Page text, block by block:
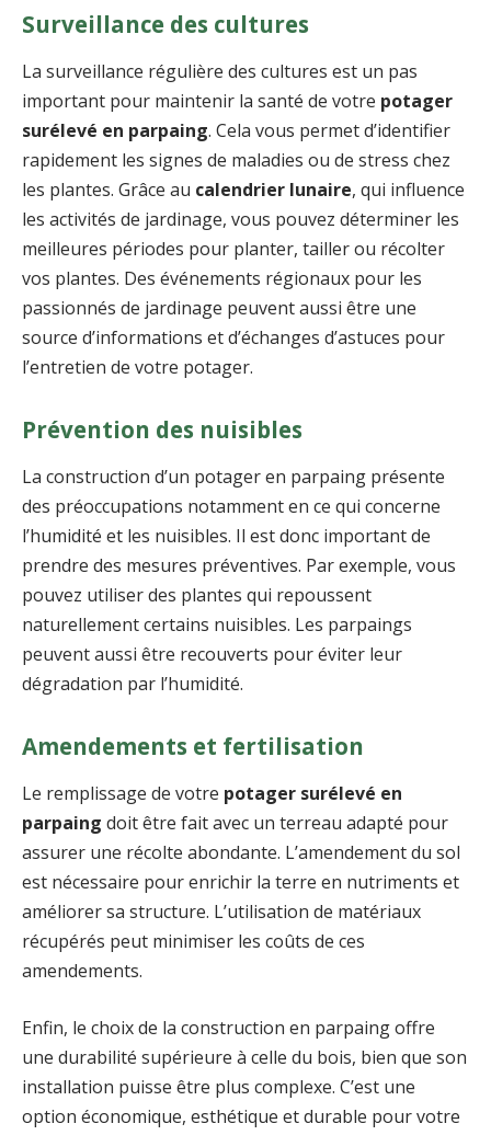
Surveillance des cultures
La surveillance régulière des cultures est un pas
important pour maintenir la santé de votre potager
surélevé en parpaing. Cela vous permet d’identifier
rapidement les signes de maladies ou de stress chez
les plantes. Grâce au calendrier lunaire, qui influence
les activités de jardinage, vous pouvez déterminer les
meilleures périodes pour planter, tailler ou récolter
vos plantes. Des événements régionaux pour les
passionnés de jardinage peuvent aussi être une
source d’informations et d’échanges d’astuces pour
l’entretien de votre potager.
Prévention des nuisibles
La construction d’un potager en parpaing présente
des préoccupations notamment en ce qui concerne
l’humidité et les nuisibles. Il est donc important de
prendre des mesures préventives. Par exemple, vous
pouvez utiliser des plantes qui repoussent
naturellement certains nuisibles. Les parpaings
peuvent aussi être recouverts pour éviter leur
dégradation par l’humidité.
Amendements et fertilisation
Le remplissage de votre potager surélevé en
parpaing doit être fait avec un terreau adapté pour
assurer une récolte abondante. L’amendement du sol
est nécessaire pour enrichir la terre en nutriments et
améliorer sa structure. L’utilisation de matériaux
récupérés peut minimiser les coûts de ces
amendements.
Enfin, le choix de la construction en parpaing offre
une durabilité supérieure à celle du bois, bien que son
installation puisse être plus complexe. C’est une
option économique, esthétique et durable pour votre